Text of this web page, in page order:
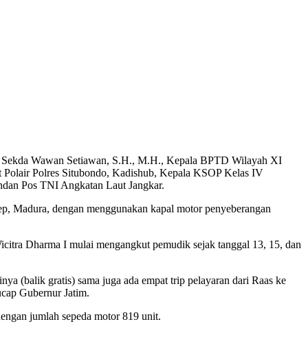
Wawan Setiawan, S.H., M.H., Kepala BPTD Wilayah XI
Polres Situbondo, Kadishub, Kepala KSOP Kelas IV
Pos TNI Angkatan Laut Jangkar.
Madura, dengan menggunakan kapal motor penyeberangan
Dharma I mulai mengangkut pemudik sejak tanggal 13, 15, dan
(balik gratis) sama juga ada empat trip pelayaran dari Raas ke
Gubernur Jatim.
jumlah sepeda motor 819 unit.